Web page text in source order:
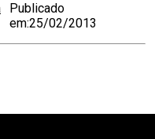
Publicado
em:25/02/2013